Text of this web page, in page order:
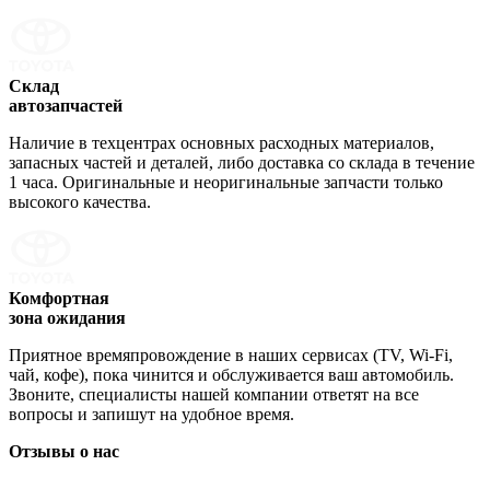
Склад
автозапчастей
Наличие в техцентрах основных расходных материалов,
запасных частей и деталей, либо доставка со склада в течение
1 часа. Оригинальные и неоригинальные запчасти только
высокого качества.
Комфортная
зона ожидания
Приятное времяпровождение в наших сервисах (TV, Wi-Fi,
чай, кофе), пока чинится и обслуживается ваш автомобиль.
Звоните, специалисты нашей компании ответят на все
вопросы и запишут на удобное время.
Отзывы о нас